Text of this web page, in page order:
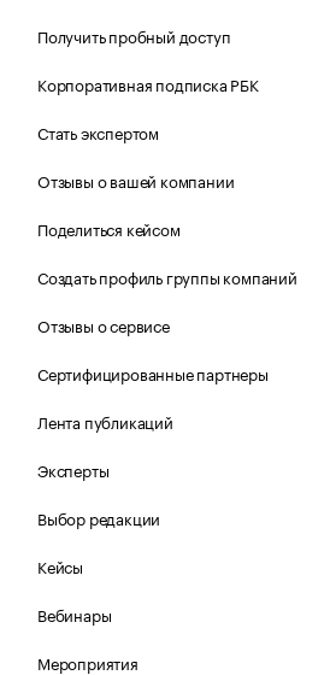
Получить пробный доступ
Корпоративная подписка РБК
Стать экспертом
Отзывы о вашей компании
Поделиться кейсом
Создать профиль группы компаний
Отзывы о сервисе
Сертифицированные партнеры
Лента публикаций
Эксперты
Выбор редакции
Кейсы
Вебинары
Мероприятия